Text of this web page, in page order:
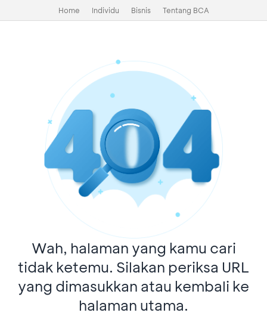
Home Individu Bisnis Tentang BCA
Wah, halaman yang kamu cari
tidak ketemu. Silakan periksa URL
yang dimasukkan atau kembali ke
halaman utama.